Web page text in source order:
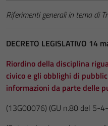
Riferimenti generali in tema di
DECRETO LEGISLATIVO 14
Riordino della disciplina
civico e gli obblighi di
informazioni da parte delle
(13G00076) (GU n.80 del 5-